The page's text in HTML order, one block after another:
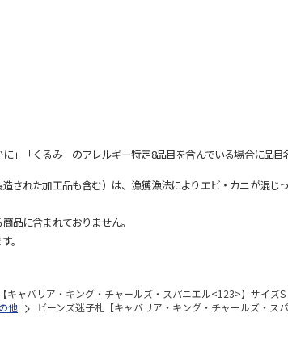
」「くるみ」のアレルギー特定8品目を含んでいる場合に品目
れた加工品も含む）は、漁獲漁法によりエビ・カニが混じ
品に含まれておりません。
。
キャバリア・キング・チャールズ・スパニエル<123>】サイズ
他 ビーンズ迷子札【キャバリア・キング・チャールズ・ス